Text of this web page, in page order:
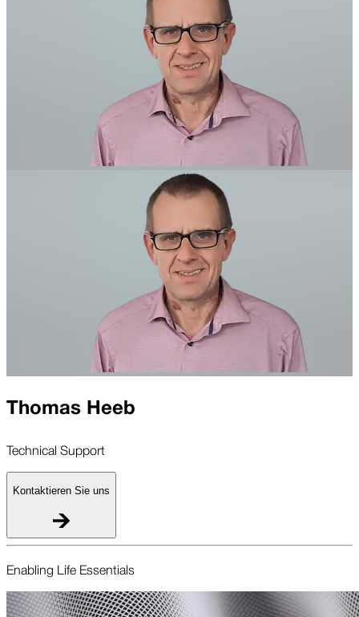
Thomas Heeb
Technical Support
Kontaktieren Sie uns
Enabling Life Essentials